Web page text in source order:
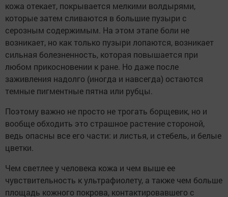
кожа отекает, покрывается мелкими волдырями,
которые затем сливаются в большие пузыри с
серозным содержимым. На этом этапе боли не
возникает, но как только пузыри лопаются, возникает
сильная болезненность, которая повышается при
любом прикосновении к ране. Но даже после
заживления надолго (иногда и навсегда) остаются
темные пигментные пятна или рубцы.
Поэтому важно не просто не трогать борщевик, но и
вообще обходить это страшное растение стороной,
ведь опасны все его части: и листья, и стебель, и белые
цветки.
Чем светлее у человека кожа и чем выше ее
чувствительность к ультрафиолету, а также чем больше
площадь кожного покрова, контактировавшего с